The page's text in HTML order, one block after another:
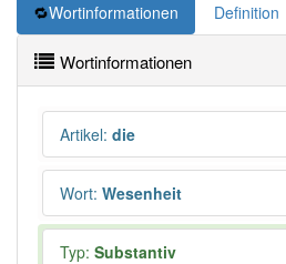
Wortinformationen Definition
Wortinformationen
Artikel: die
Wort: Wesenheit
Typ: Substantiv